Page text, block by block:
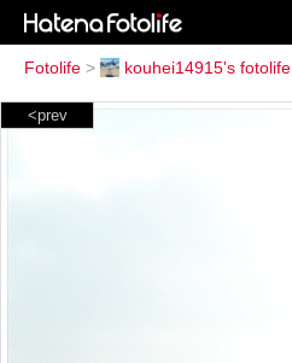
Fotolife > kouhei14915's fotolife
<prev